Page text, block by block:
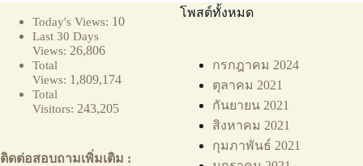
Today's Views: 10
Last 30 Days
Views: 26,806
Total
Views: 1,809,174
Total
Visitors: 243,205
ติดต่อสอบถามเพิ่มเติม :
โพสต์ทั้งหมด
กรกฎาคม 2024
ตุลาคม 2021
กันยายน 2021
สิงหาคม 2021
กุมภาพันธ์ 2021